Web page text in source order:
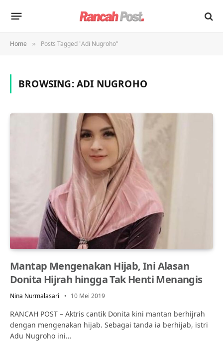
Home » Posts Tagged "Adi Nugroho"
BROWSING:ADI NUGROHO
Mantap Mengenakan Hijab, Ini Alasan
Donita Hijrah hingga Tak Henti Menangis
Nina Nurmalasari 10 Mei 2019
RANCAH POST – Aktris cantik Donita kini mantan berhijrah
dengan mengenakan hijab. Sebagai tanda ia berhijab, istri
Adu Nugroho ini…